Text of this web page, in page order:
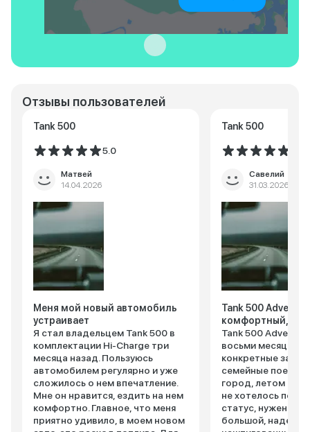
Отзывы пользователей
Tank 500
5.0
Матвей
14.04.2026
Меня мой новый автомобиль
устраивает
Я стал владельцем Tank 500 в
комплектации Hi-Charge три
месяца назад. Пользуюсь
автомобилем регулярно и уже
сложилось о нем впечатление.
Мне он нравится, ездить на нем
комфортно. Главное, что меня
приятно удивило, в моем новом
Tank 500
Савелий
31.03.2026
Tank 500
комфортный, без
Tank 500
восьми месяцев.
конкретные
семейные
город, летом - на
не хотелось
статус, нужен
большой,